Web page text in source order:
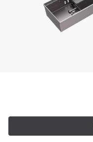
Пн-Пт, 9:00—18:00